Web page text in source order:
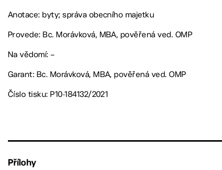
Anotace: byty; správa obecního majetku
Provede: Bc. Morávková, MBA, pověřená ved. OMP
Na vědomí: –
Garant: Bc. Morávková, MBA, pověřená ved. OMP
Číslo tisku: P10-184132/2021
Přílohy